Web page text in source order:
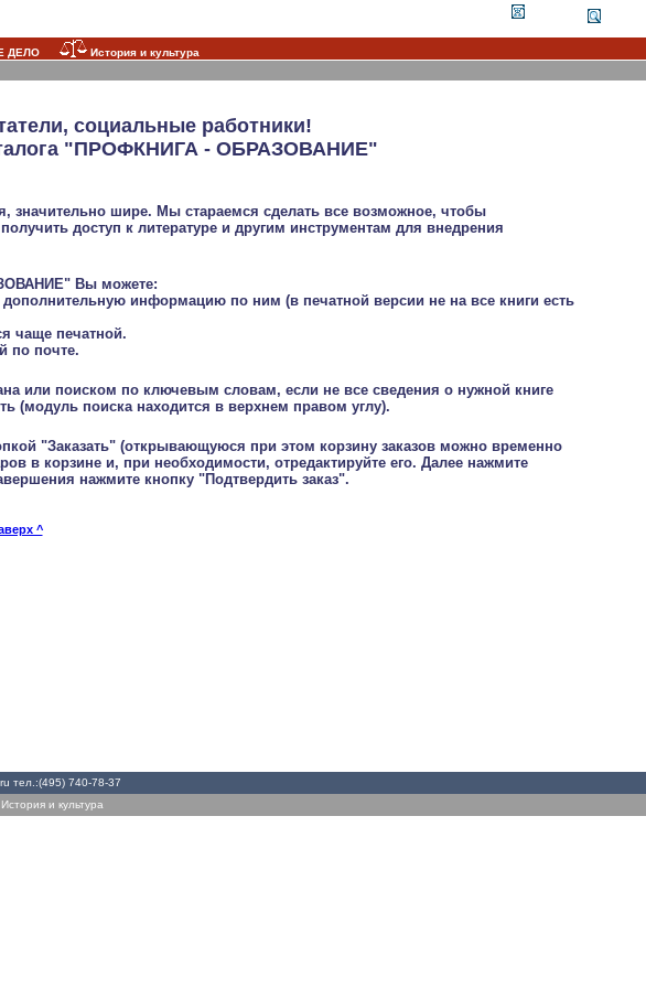
ДЕЛО
История и культура
социальные работники!
"ПРОФКНИГА - ОБРАЗОВАНИЕ"
значительно шире. Мы стараемся сделать все возможное, чтобы
доступ к литературе и другим инструментам для внедрения
Вы можете:
информацию по ним (в печатной версии не на все книги есть
чаще печатной.
по почте.
или поиском по ключевым словам, если не все сведения о нужной книге
(модуль поиска находится в верхнем правом углу).
"Заказать" (открывающуюся при этом корзину заказов можно временно
в корзине и, при необходимости, отредактируйте его. Далее нажмите
нажмите кнопку "Подтвердить заказ".
^
тел.:(495) 740-78-37
История и культура